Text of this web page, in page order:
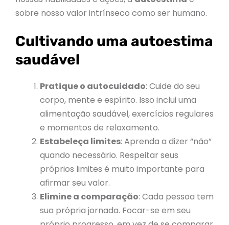
sobre nosso valor intrínseco como ser humano.
Cultivando uma autoestima
saudável
Pratique o autocuidado: Cuide do seu
corpo, mente e espírito. Isso inclui uma
alimentação saudável, exercícios regulares
e momentos de relaxamento.
Estabeleça limites: Aprenda a dizer “não”
quando necessário. Respeitar seus
próprios limites é muito importante para
afirmar seu valor.
Elimine a comparação: Cada pessoa tem
sua própria jornada. Focar-se em seu